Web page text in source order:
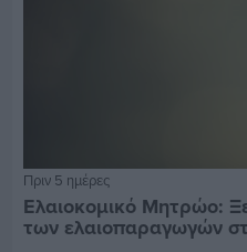
Πριν 5 ημέρες
Ελαιοκομικό Μητρώο:
των ελαιοπαραγωγών